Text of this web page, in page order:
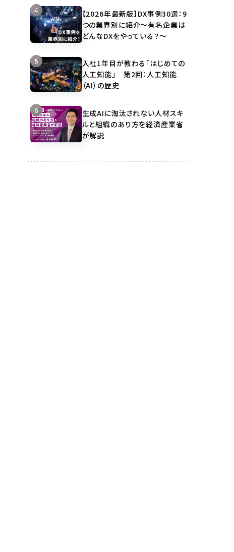
【2026年最新版】DX事例30選：9
つの業界別に紹介～有名企業は
どんなDXをやっている？～
入社1年目が教わる「はじめての
人工知能」 第2回：人工知能
（AI）の歴史
生成AIに淘汰されない人材スキ
ルと組織のあり方を経済産業省
が解説